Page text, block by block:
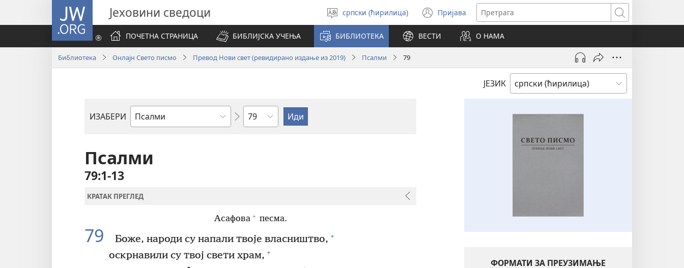
JW.ORG Јеховини сведоци
Изабери
језик
српски (ћирилица) Пријава
(отвара
нови
прозор)
Претрага
ПОЧЕТНА СТРАНИЦА
БИБЛИЈСКА УЧЕЊА БИБЛИОТЕКА ВЕСТИ О НАМА
Библиотека Онлајн Свето писмо Превод Нови свет (ревидирано издање из 2019) Псалми 79
ЈЕЗИК
ИЗАБЕРИ
Библијска
Поглавље
Псалми
79:1-13
КРАТАК ПРЕГЛЕД
Асафова + песма.
79 Боже, народи су напали твоје власништво, +
оскрнавили су твој свети храм, +
ФОРМАТИ ЗА ПРЕУЗИМАЊЕ